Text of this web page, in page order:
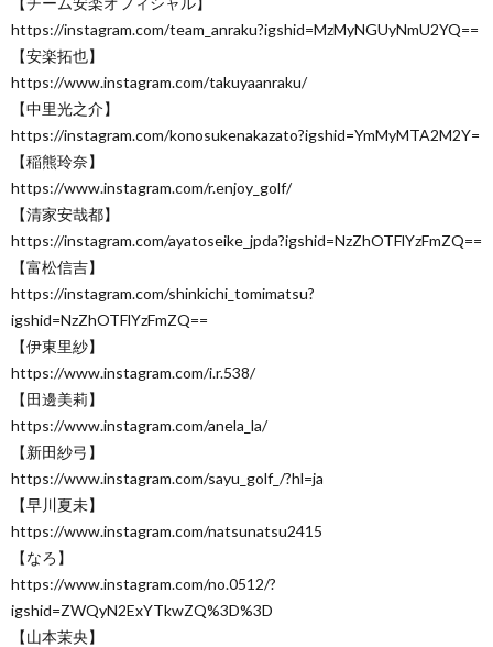
https://instagram.com/team_anraku?igshid=MzMyNGUyNmU2YQ==
【安楽拓也】
https://www.instagram.com/takuyaanraku/
【中里光之介】
https://instagram.com/konosukenakazato?igshid=YmMyMTA2M2Y=
【稲熊玲奈】
https://www.instagram.com/r.enjoy_golf/
【清家安哉都】
https://instagram.com/ayatoseike_jpda?igshid=NzZhOTFlYzFmZQ==
【富松信吉】
https://instagram.com/shinkichi_tomimatsu?
igshid=NzZhOTFlYzFmZQ==
【伊東里紗】
https://www.instagram.com/i.r.538/
【田邊美莉】
https://www.instagram.com/anela_la/
【新田紗弓】
https://www.instagram.com/sayu_golf_/?hl=ja
【早川夏未】
https://www.instagram.com/natsunatsu2415
【なろ】
https://www.instagram.com/no.0512/?
igshid=ZWQyN2ExYTkwZQ%3D%3D
【山本茉央】